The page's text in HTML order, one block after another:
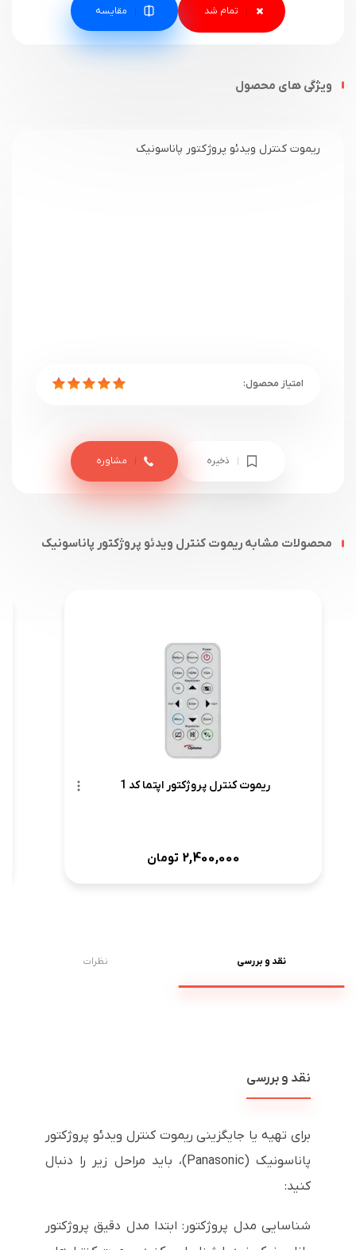
مقایسه
ویژگی های محصول
ریموت کنترل ویدئو پروژکتور پاناسونیک
ذخیره مشاوره
محصولات مشابه ریموت کنترل ویدئو پروژکتور پاناسونیک
ریموت کنترل پروژکتور اپتما کد 1
2,400,000 تومان
نقد و بررسی نظرات
نقد و بررسی
برای تهیه یا جایگزینی ریموت کنترل ویدئو پروژکتور
پاناسونیک (Panasonic)، باید مراحل زیر را دنبال
کنید:
شناسایی مدل پروژکتور: ابتدا مدل دقیق پروژکتور